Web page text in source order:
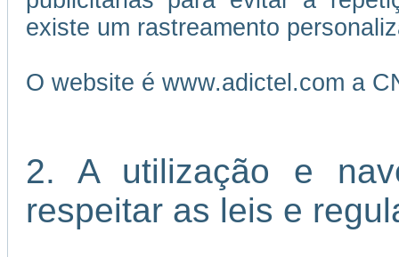
existe um rastreamento
O website é www.adictel.com a
2. A utilização e
respeitar as leis e